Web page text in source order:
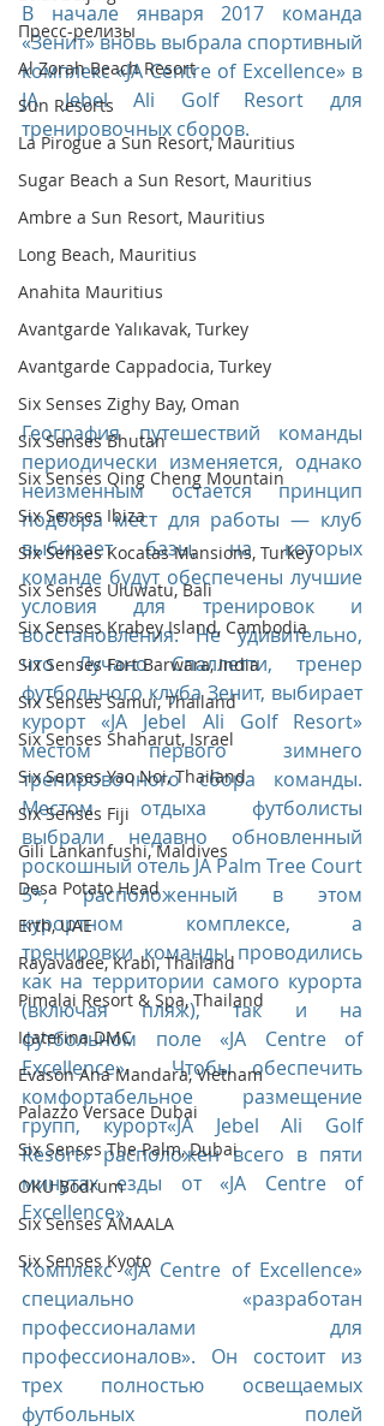
Пресс-релизы
Al Zorah Beach Resort
Sun Resorts
La Pirogue a Sun Resort, Mauritius
Sugar Beach a Sun Resort, Mauritius
Ambre a Sun Resort, Mauritius
Long Beach, Mauritius
Anahita Mauritius
Avantgarde Yalıkavak, Turkey
Avantgarde Cappadocia, Turkey
Six Senses Zighy Bay, Oman
Six Senses Bhutan
Six Senses Qing Cheng Mountain
Six Senses Ibiza
Six Senses Kocatas Mansions, Turkey
Six Senses Uluwatu, Bali
Six Senses Krabey Island, Cambodia
Six Senses Fort Barwara, India
Six Senses Samui, Thailand
Six Senses Shaharut, Israel
Six Senses Yao Noi, Thailand
Six Senses Fiji
Gili Lankanfushi, Maldives
Desa Potato Head
Erth, UAE
Rayavadee, Krabi, Thailand
Pimalai Resort & Spa, Thailand
Icaterina DMC
Evason Ana Mandara, Vietnam
Palazzo Versace Dubai
Six Senses The Palm, Dubai
OKU Bodrum
Six Senses AMAALA
Six Senses Kyoto
В начале января 2017 команда
«Зенит» вновь выбрала спортивный
комплекс «JA Centre of Excellence» в
JA Jebel Ali Golf Resort для
тренировочных сборов.
География путешествий команды
периодически изменяется, однако
неизменным остается принцип
подбора мест для работы — клуб
выбирает базы, на которых
команде будут обеспечены лучшие
условия для тренировок и
восстановления. Не удивительно,
что Лучано Спаллетти, тренер
футбольного клуба Зенит, выбирает
курорт «JA Jebel Ali Golf Resort»
местом первого зимнего
тренировочного сбора команды.
Местом отдыха футболисты
выбрали недавно обновленный
роскошный отель JA Palm Tree Court
5*, расположенный в этом
курортном комплексе, а
тренировки команды проводились
как на территории самого курорта
(включая пляж), так и на
футбольном поле «JA Centre of
Excellence».  Чтобы обеспечить
комфортабельное размещение
групп, курорт«JA Jebel Ali Golf
Resort» расположен всего в пяти
минутах езды от «JA Centre of
Excellence».
Комплекс «JA Centre of Excellence»
специально «разработан
профессионалами для
профессионалов». Он состоит из
трех полностью освещаемых
футбольных полей